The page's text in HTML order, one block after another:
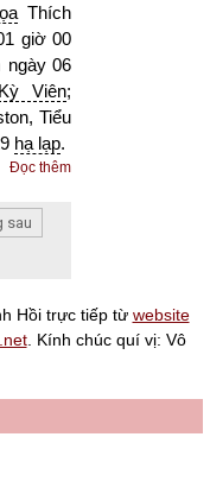
Thích
giờ 00
ngày 06
Kỳ Viên;
Tiểu
hạ lạp.
Đọc thêm
sau
Hồi trực tiếp từ website
. Kính chúc quí vị: Vô